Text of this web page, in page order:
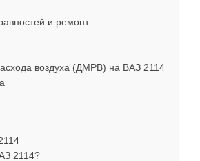
и ремонт
воздуха (ДМРВ) на ВАЗ 2114
2114?